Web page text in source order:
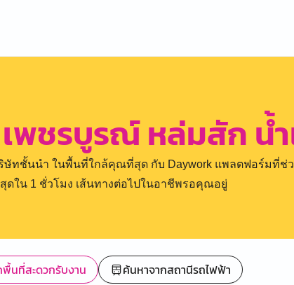
เพชรบูรณ์ หล่มสัก น้
ษัทชั้นนำ ในพื้นที่ใกล้คุณที่สุด กับ Daywork แพลตฟอร์มที่ช่
สุดใน 1 ชั่วโมง เส้นทางต่อไปในอาชีพรอคุณอยู่
นที่สะดวกรับงาน ค้นหาจากสถานีรถไฟฟ้า